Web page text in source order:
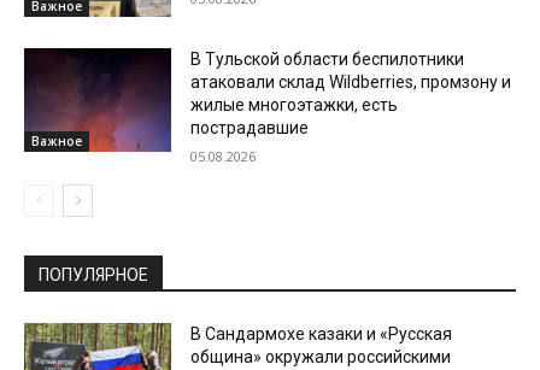
Важное
Важное
В Тульской области беспилотники
атаковали склад Wildberries, промзону и
жилые многоэтажки, есть
пострадавшие
05.08.2026
ПОПУЛЯРНОЕ
В Сандармохе казаки и «Русская
община» окружали российскими